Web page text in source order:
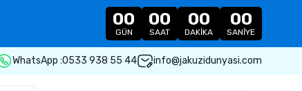
00
GÜN
00
SAAT
00
DAKIKA
00
SANIYE
WhatsApp :0533 938 55 44 info@jakuzidunyasi.com